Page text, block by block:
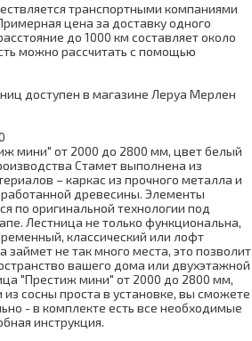
транспортными компаниями
цена за доставку одного
до 1000 км составляет около
можно рассчитать с помощью
доступен в магазине Леруа Мерлен
мини" от 2000 до 2800 мм, цвет белый
Стамет выполнена из
– каркас из прочного металла и
древесины. Элементы
по оригинальной технологии под
Лестница не только функциональна,
классический или лофт
займет не так много места, это позволит
вашего дома или двухэтажной
"Престиж мини" от 2000 до 2800 мм,
сосны проста в установке, вы сможете
- в комплекте есть все необходимые
инструкция.